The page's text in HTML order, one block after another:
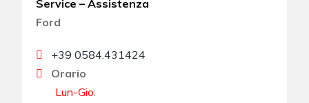
Service – Assistenza
Ford
+39 0584.431424
Orario
Lun-Gio: